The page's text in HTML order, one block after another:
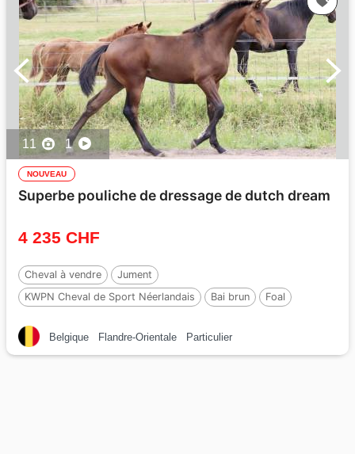
11 1
NOUVEAU
Superbe pouliche de dressage de dutch dream
4 235 CHF
Cheval à vendre
Jument
KWPN Cheval de Sport Néerlandais
Bai brun
Foal
Belgique
Flandre-Orientale Particulier